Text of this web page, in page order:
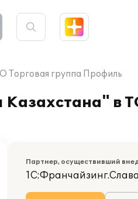
Торговая группа Профиль
в
Партнер, осуществивший
1С:Франчайзинг.Слава